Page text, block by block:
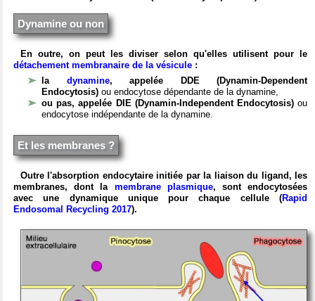
Dynamine ou non
En outre, on peut les diviser selon qu'elles utilisent pour le
détachement membranaire de la vésicule :
la dynamine, appelée DDE (Dynamin-Dependent
Endocytosis) ou endocytose dépendante de la dynamine,
ou pas, appelée DIE (Dynamin-Independent Endocytosis) ou
endocytose indépendante de la dynamine.
Et les membranes ?
Outre l'absorption endocytaire initiée par la liaison du ligand, les
membranes, dont la membrane plasmique, sont endocytosées
avec une dynamique unique pour chaque cellule (Rapid
Endosomal Recycling 2017).